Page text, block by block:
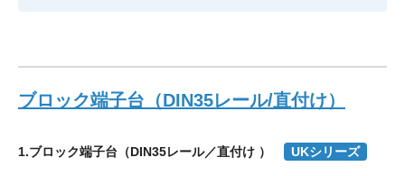
ブロック端子台（DIN35レール/直付け）
1.ブロック端子台（DIN35レール／直付け ） UKシリーズ